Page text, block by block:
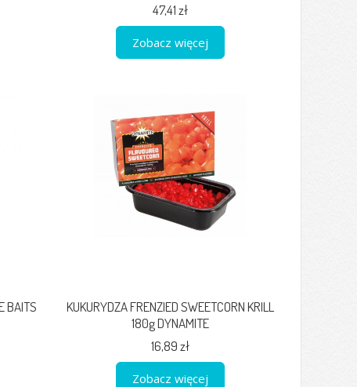
47,41 zł
Zobacz więcej
BAITS
KUKURYDZA FRENZIED SWEETCORN KRILL
180g DYNAMITE
16,89 zł
Zobacz więcej